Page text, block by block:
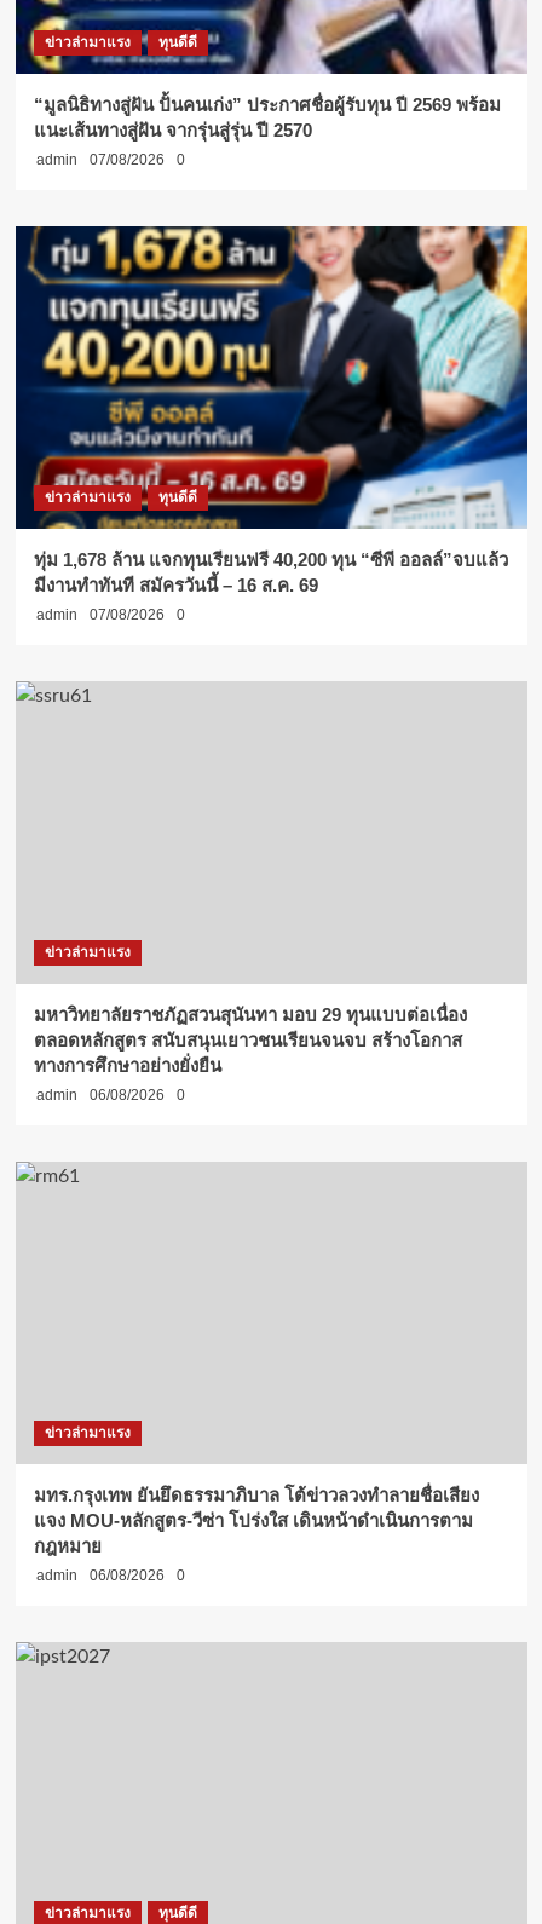
ข่าวล่ามาแรง ทุนดีดี
“มูลนิธิทางสู่ฝัน ปั้นคนเก่ง” ประกาศชื่อผู้รับทุน ปี 2569 พร้อม
แนะเส้นทางสู่ฝัน จากรุ่นสู่รุ่น ปี 2570
admin 07/08/2026 0
ข่าวล่ามาแรง ทุนดีดี
ทุ่ม 1,678 ล้าน แจกทุนเรียนฟรี 40,200 ทุน “ซีพี ออลล์”จบแล้ว
มีงานทำทันที สมัครวันนี้ – 16 ส.ค. 69
admin 07/08/2026 0
ข่าวล่ามาแรง
มหาวิทยาลัยราชภัฏสวนสุนันทา มอบ 29 ทุนแบบต่อเนื่อง
ตลอดหลักสูตร สนับสนุนเยาวชนเรียนจนจบ สร้างโอกาส
ทางการศึกษาอย่างยั่งยืน
admin 06/08/2026 0
ข่าวล่ามาแรง
มทร.กรุงเทพ ยันยึดธรรมาภิบาล โต้ข่าวลวงทำลายชื่อเสียง
แจง MOU-หลักสูตร-วีซ่า โปร่งใส เดินหน้าดำเนินการตาม
กฎหมาย
admin 06/08/2026 0
ข่าวล่ามาแรง ทุนดีดี